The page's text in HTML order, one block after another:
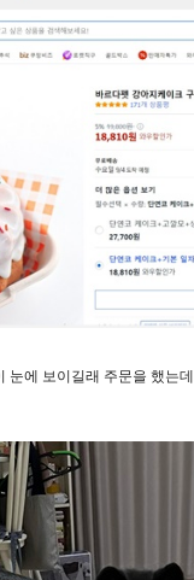
눈에 보이길래 주문을 했는데